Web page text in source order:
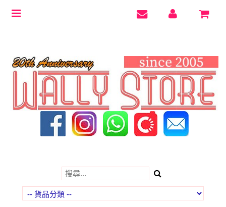
Toggle